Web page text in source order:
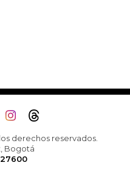
derechos reservados.
Bogotá